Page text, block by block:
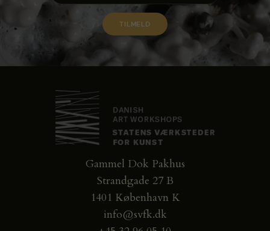
Gammel Dok Pakhus
Strandgade 27 B
1401 København K
info@svfk.dk